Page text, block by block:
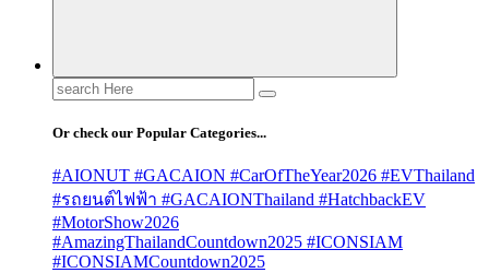
Search
for:
Or check our Popular Categories...
#AIONUT #GACAION #CarOfTheYear2026 #EVThailand
#รถยนต์ไฟฟ้า #GACAIONThailand #HatchbackEV
#MotorShow2026
#AmazingThailandCountdown2025 #ICONSIAM
#ICONSIAMCountdown2025